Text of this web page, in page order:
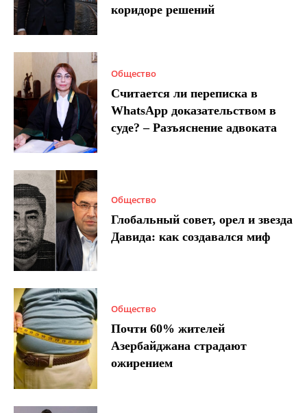
коридоре решений
Общество
Считается ли переписка в
WhatsApp доказательством в
суде? – Разъяснение адвоката
Общество
Глобальный совет, орел и звезда
Давида: как создавался миф
Общество
Почти 60% жителей
Азербайджана страдают
ожирением